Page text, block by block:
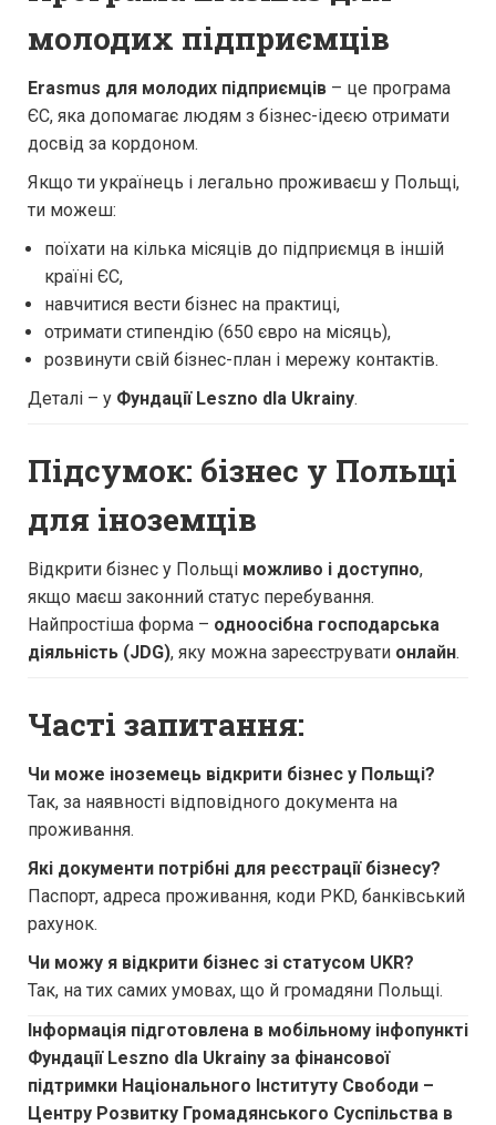
молодих підприємців
Erasmus для молодих підприємців – це програма
ЄС, яка допомагає людям з бізнес-ідеєю отримати
досвід за кордоном.
Якщо ти українець і легально проживаєш у Польщі,
ти можеш:
поїхати на кілька місяців до підприємця в іншій
країні ЄС,
навчитися вести бізнес на практиці,
отримати стипендію (650 євро на місяць),
розвинути свій бізнес-план і мережу контактів.
Деталі – у Фундації Leszno dla Ukrainy.
Підсумок: бізнес у Польщі
для іноземців
Відкрити бізнес у Польщі можливо і доступно,
якщо маєш законний статус перебування.
Найпростіша форма – одноосібна господарська
діяльність (JDG), яку можна зареєструвати онлайн.
Часті запитання:
Чи може іноземець відкрити бізнес у Польщі?
Так, за наявності відповідного документа на
проживання.
Які документи потрібні для реєстрації бізнесу?
Паспорт, адреса проживання, коди PKD, банківський
рахунок.
Чи можу я відкрити бізнес зі статусом UKR?
Так, на тих самих умовах, що й громадяни Польщі.
Інформація підготовлена в мобільному інфопункті
Фундації Leszno dla Ukrainy за фінансової
підтримки Національного Інституту Свободи –
Центру Розвитку Громадянського Суспільства в